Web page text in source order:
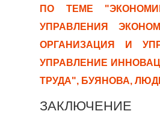
ПО ТЕМЕ
УПРАВЛЕНИЯ
ОРГАНИЗАЦИЯ И
УПРАВЛЕНИЕ
ТРУДА", БУЯНОВА,
ЗАКЛЮЧЕНИЕ